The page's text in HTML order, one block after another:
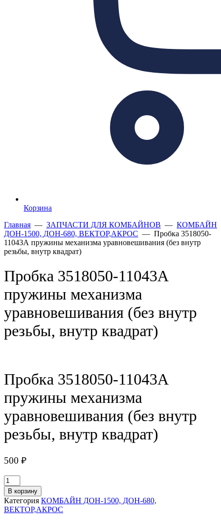
Корзина
Главная — ЗАПЧАСТИ ДЛЯ КОМБАЙНОВ — КОМБАЙН
ДОН-1500, ДОН-680, ВЕКТОР,АКРОС — Пробка 3518050-
11043А пружины механизма уравновешивания (без внутр
резьбы, внутр квадрат)
Пробка 3518050-11043А
пружины механизма
уравновешивания (без внутр
резьбы, внутр квадрат)
Пробка 3518050-11043А
пружины механизма
уравновешивания (без внутр
резьбы, внутр квадрат)
500 ₽
Количество
товара
Пробка
3518050-
11043А
В корзину
Категория КОМБАЙН ДОН-1500, ДОН-680,
ВЕКТОР,АКРОС